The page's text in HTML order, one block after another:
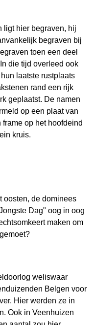
ligt hier begraven, hij
begraven bij
toen een deel
die tijd overleed ook
laatste rustplaats
rand een rijk
geplaatst. De namen
op een plaat van
op het hoofdeind
kruis.
oosten, de dominees
Dag" oog in oog
maken om
weliswaar
Belgen voor
Hier werden ze in
Ook in Veenhuizen